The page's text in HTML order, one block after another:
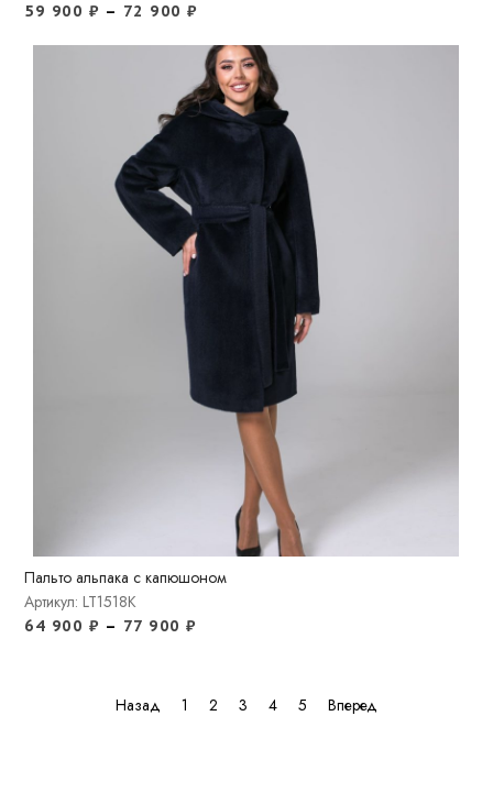
59 900 ₽ – 72 900₽
Пальто альпака с капюшоном
Артикул: LT1518K
64 900 ₽ – 77 900₽
Назад 1 2 3 4 5 Вперед